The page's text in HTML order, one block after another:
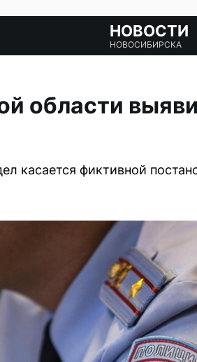
НОВОСТИ
НОВОСИБИРСКА
области
касается фиктивной